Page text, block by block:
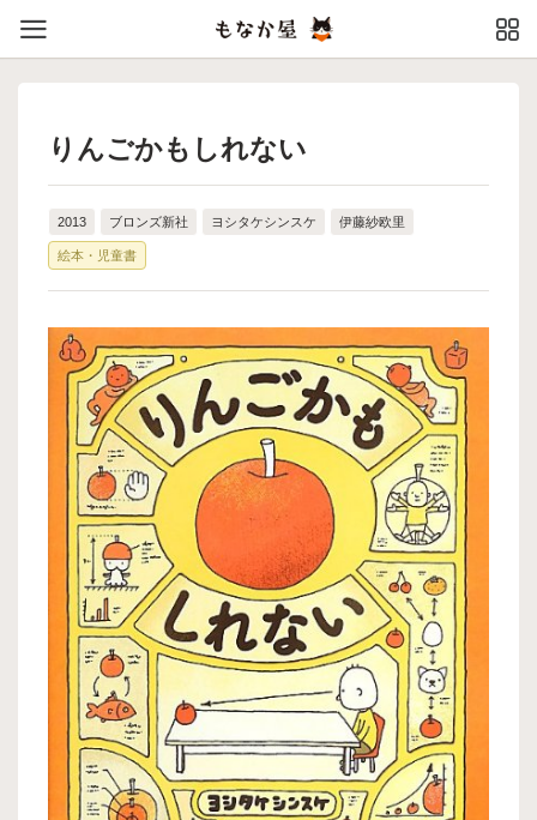
りんごかもしれない
2013 ブロンズ新社 ヨシタケシンスケ 伊藤紗欧里
絵本・児童書